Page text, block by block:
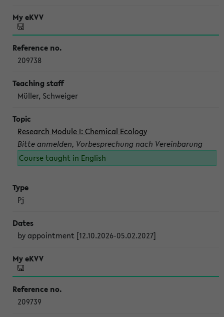
209738
Müller, Schweiger
Research Module I: Chemical Ecology
Bitte anmelden, Vorbesprechung nach Vereinbarung
Course taught in English
Pj
by appointment [12.10.2026-05.02.2027]
209739